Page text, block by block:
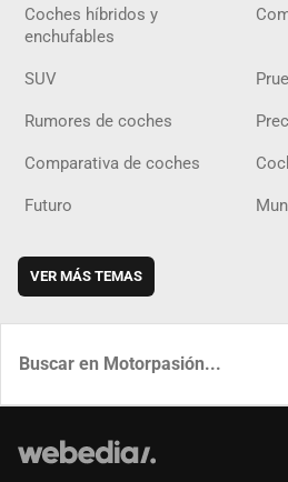
Coches híbridos y
enchufables
SUV
Rumores de coches
Comparativa de coches
Futuro
VER MÁS TEMAS